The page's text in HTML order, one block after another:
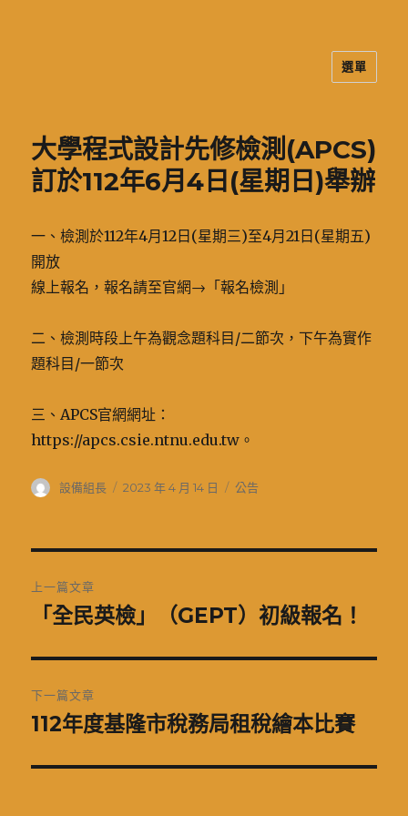
選單
大學程式設計先修檢測(APCS)
訂於112年6月4日(星期日)舉辦
一、檢測於112年4月12日(星期三)至4月21日(星期五)
開放
線上報名，報名請至官網→「報名檢測」
二、檢測時段上午為觀念題科目/二節次，下午為實作
題科目/一節次
三、APCS官網網址：
https://apcs.csie.ntnu.edu.tw。
作
設備組長
發
2023 年 4 月 14 日
分
公告
章
覽
上一篇文章
上
篇
文
章:
「全民英檢」（GEPT）初級報名！
下一篇文章
下
篇
112年度基隆市稅務局租稅繪本比賽